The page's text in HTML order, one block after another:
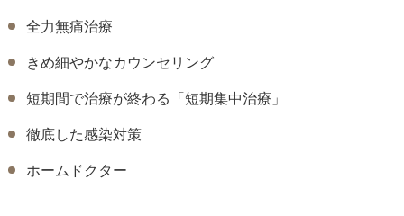
全力無痛治療
きめ細やかなカウンセリング
短期間で治療が終わる「短期集中治療」
徹底した感染対策
ホームドクター